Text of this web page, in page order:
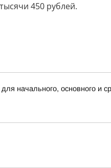
450 рублей.
начального, основного и